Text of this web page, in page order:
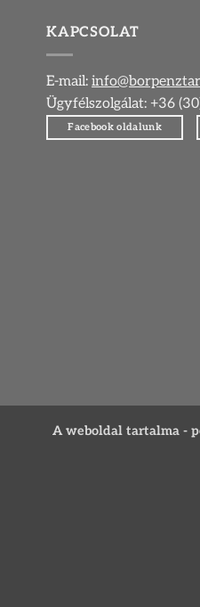
KAPCSOLAT
E-mail:
Ügyfélszolgálat: +36
Facebook oldalunk
A weboldal tartalma -